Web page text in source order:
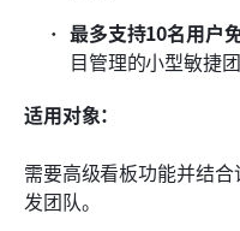
最多支持10名用户
目管理的小型敏捷团
适用对象：
需要高级看板功能并结
发团队。